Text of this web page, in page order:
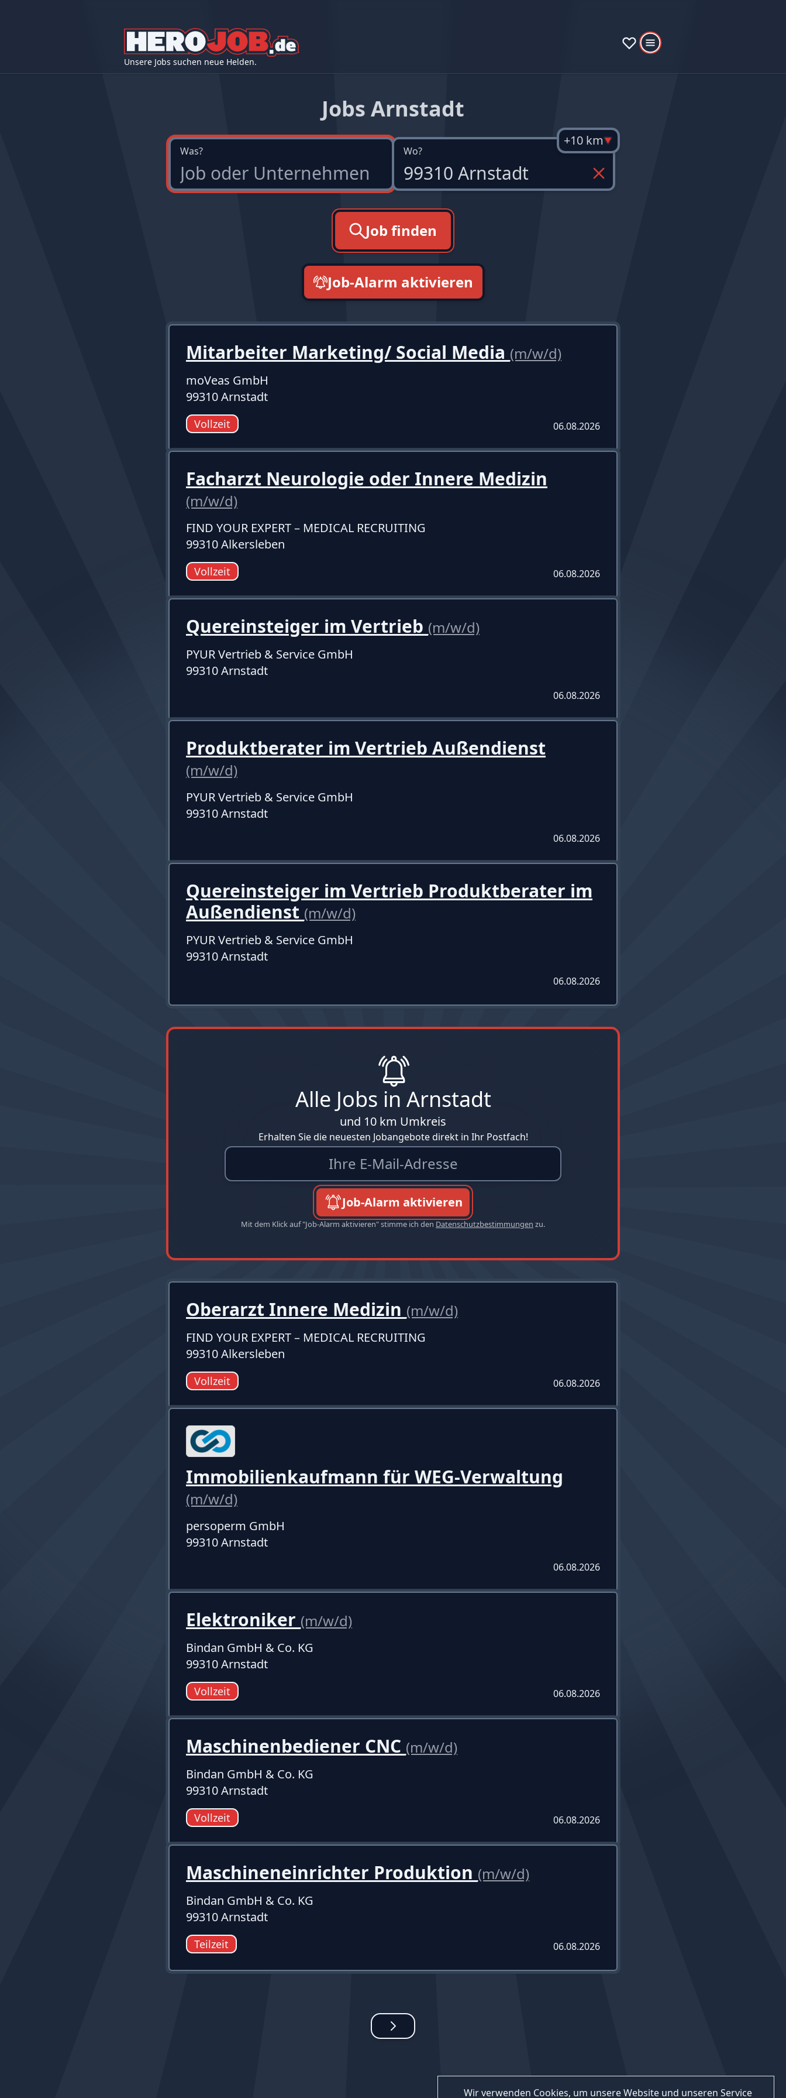
Wir verwenden Cookies, um unsere Website und unseren Service
Unsere Jobs suchen neue Helden.
Jobs Arnstadt
Was? Wo?
+10 km
Job finden
Job-Alarm aktivieren
Mitarbeiter Marketing/ Social Media (m/w/d)
moVeas GmbH
99310 Arnstadt
Vollzeit 06.08.2026
Facharzt Neurologie oder Innere Medizin
(m/w/d)
FIND YOUR EXPERT – MEDICAL RECRUITING
99310 Alkersleben
Vollzeit 06.08.2026
Quereinsteiger im Vertrieb (m/w/d)
PYUR Vertrieb & Service GmbH
99310 Arnstadt
06.08.2026
Produktberater im Vertrieb Außendienst
(m/w/d)
PYUR Vertrieb & Service GmbH
99310 Arnstadt
06.08.2026
Quereinsteiger im Vertrieb Produktberater im
Außendienst (m/w/d)
PYUR Vertrieb & Service GmbH
99310 Arnstadt
06.08.2026
Alle Jobs in Arnstadt
und 10 km Umkreis
Erhalten Sie die neuesten Jobangebote direkt in Ihr Postfach!
Job-Alarm aktivieren
Mit dem Klick auf "Job-Alarm aktivieren" stimme ich den Datenschutzbestimmungen zu.
Oberarzt Innere Medizin (m/w/d)
FIND YOUR EXPERT – MEDICAL RECRUITING
99310 Alkersleben
Vollzeit 06.08.2026
Immobilienkaufmann für WEG-Verwaltung
(m/w/d)
persoperm GmbH
99310 Arnstadt
06.08.2026
Elektroniker (m/w/d)
Bindan GmbH & Co. KG
99310 Arnstadt
Vollzeit 06.08.2026
Maschinenbediener CNC (m/w/d)
Bindan GmbH & Co. KG
99310 Arnstadt
Vollzeit 06.08.2026
Maschineneinrichter Produktion (m/w/d)
Bindan GmbH & Co. KG
99310 Arnstadt
Teilzeit 06.08.2026